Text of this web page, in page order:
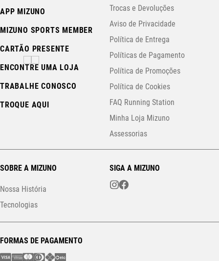
APP MIZUNO
MIZUNO SPORTS MEMBER
CARTÃO PRESENTE
ENCONTRE UMA LOJA
TRABALHE CONOSCO
TROQUE AQUI
Trocas e Devoluções
Aviso de Privacidade
Política de Entrega
Políticas de Pagamento
Política de Promoções
Política de Cookies
FAQ Running Station
Minha Loja Mizuno
Assessorias
SOBRE A MIZUNO
Nossa História
Tecnologias
SIGA A MIZUNO
FORMAS DE PAGAMENTO